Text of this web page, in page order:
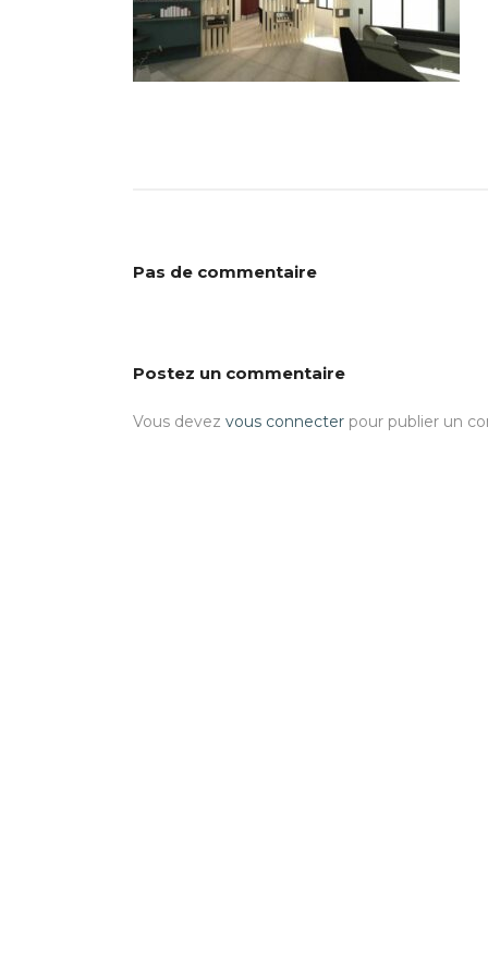
Pas de commentaire
Postez un commentaire
Vous devez vous connecter pour publier un